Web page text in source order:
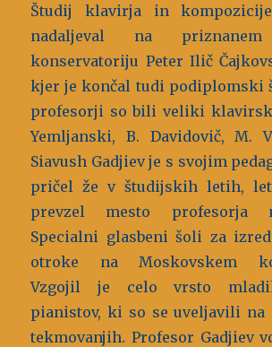
Študij klavirja in
nadaljeval na priznanem
konservatoriju Peter Ilič
kjer je končal tudi podiplomski
profesorji so bili veliki
Yemljanski, B. Davidovič, M.
Siavush Gadjiev je s svojim
pričel že v študijskih letih,
prevzel mesto profesorja
Specialni glasbeni šoli za
otroke na Moskovskem
Vzgojil je celo vrsto
pianistov, ki so se uveljavili na
tekmovanjih. Profesor Gadjiev